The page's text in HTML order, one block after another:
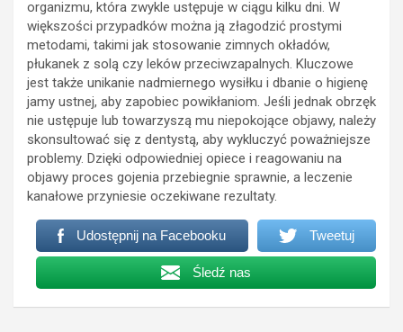
organizmu, która zwykle ustępuje w ciągu kilku dni. W
większości przypadków można ją złagodzić prostymi
metodami, takimi jak stosowanie zimnych okładów,
płukanek z solą czy leków przeciwzapalnych. Kluczowe
jest także unikanie nadmiernego wysiłku i dbanie o higienę
jamy ustnej, aby zapobiec powikłaniom. Jeśli jednak obrzęk
nie ustępuje lub towarzyszą mu niepokojące objawy, należy
skonsultować się z dentystą, aby wykluczyć poważniejsze
problemy. Dzięki odpowiedniej opiece i reagowaniu na
objawy proces gojenia przebiegnie sprawnie, a leczenie
kanałowe przyniesie oczekiwane rezultaty.
Udostępnij na Facebooku Tweetuj
Śledź nas